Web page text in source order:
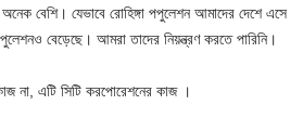
বেশি। যেভাবে রোহিঙ্গা পপুলেশন আমাদের দেশে এসে
বেড়েছে। আমরা তাদের নিয়ন্ত্রণ করতে পারিনি।
না, এটি সিটি করপোরেশনের কাজ ।